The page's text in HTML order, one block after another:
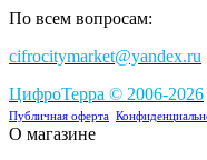
По всем вопросам:
cifrocitymarket@yandex.ru
ЦифроТерра © 2006-2026
Публичная оферта
О магазине